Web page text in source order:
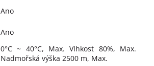
Ano
Ano
0°C ~ 40°C, Max. Vlhkost 80%, Max.
Nadmořská výška 2500 m, Max.